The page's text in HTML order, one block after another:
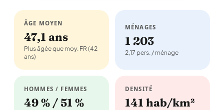
ÂGE MOYEN
47,1 ans
Plus âgée que moy. FR (42
ans)
MÉNAGES
1 203
2,17 pers. / ménage
HOMMES / FEMMES
49 % / 51 %
DENSITÉ
141 hab/km²